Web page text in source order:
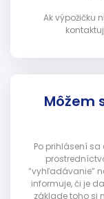
Ak výpožičku
Môžem
Po prihlásení
“vyhľadávanie”
informuje, či je
základe toho si